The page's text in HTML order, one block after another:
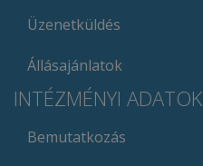
Üzenetküldés
Állásajánlatok
INTÉZMÉNYI ADATOK
Bemutatkozás